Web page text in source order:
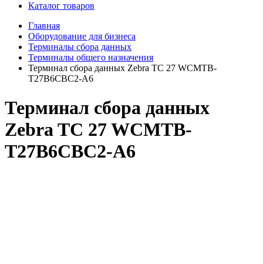
Каталог товаров
Главная
Оборудование для бизнеса
Терминалы сбора данных
Терминалы общего назначения
Терминал сбора данных Zebra TC 27 WCMTB-
T27B6CBC2-A6
Терминал сбора данных
Zebra TC 27 WCMTB-
T27B6CBC2-A6